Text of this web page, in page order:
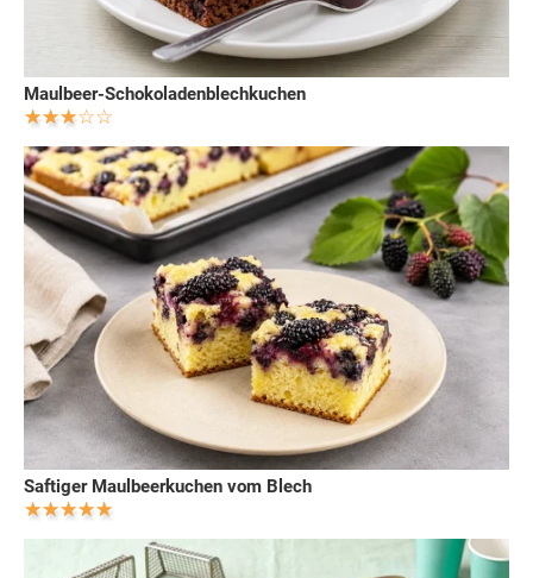
Maulbeer-Schokoladenblechkuchen
Saftiger Maulbeerkuchen vom Blech